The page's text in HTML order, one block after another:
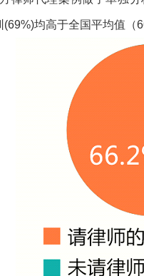
均高于全国平均值（